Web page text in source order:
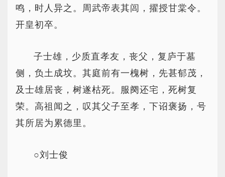
鸣，时人异之。周武帝表其闾，擢授甘棠令。
开皇初卒。
子士雄，少质直孝友，丧父，复庐于墓
侧，负土成坟。其庭前有一槐树，先甚郁茂，
及士雄居丧，树遂枯死。服阕还宅，死树复
荣。高祖闻之，叹其父子至孝，下诏褒扬，号
其所居为累德里。
○刘士俊